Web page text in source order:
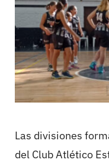
Las divisiones
del Club Atlético